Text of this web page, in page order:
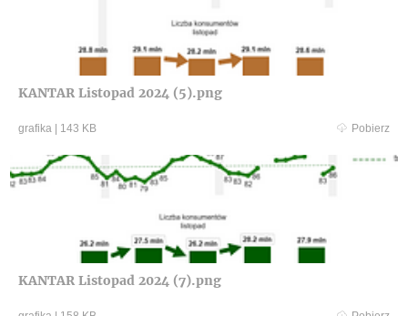
KANTAR Listopad 2024 (5).png
grafika 143 KB Pobierz
KANTAR Listopad 2024 (7).png